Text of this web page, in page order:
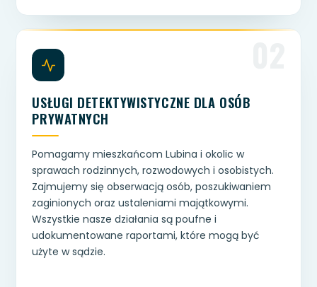
USŁUGI DETEKTYWISTYCZNE DLA OSÓB
PRYWATNYCH
Pomagamy mieszkańcom Lubina i okolic w
sprawach rodzinnych, rozwodowych i osobistych.
Zajmujemy się obserwacją osób, poszukiwaniem
zaginionych oraz ustaleniami majątkowymi.
Wszystkie nasze działania są poufne i
udokumentowane raportami, które mogą być
użyte w sądzie.